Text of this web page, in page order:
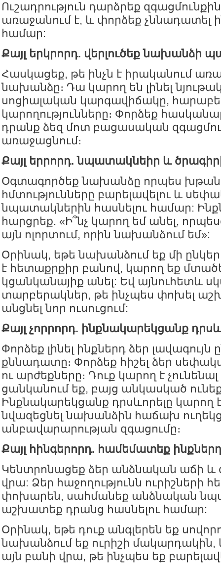
Ուշադրություն դարձրեք
առաջանում է, և փորձեք չննադատել
համար:
Քայլ երկրորդ. վերլուծեք նախանձի
Հասկացեք, թե ինչն է իրականում
նախանձը։ Դա կարող են լինել
սոցիալական կարգավիճակը,
կարողությունները։ Փորձեք
դրանք ձեզ մոտ բացասական
առաջացնում։
Քայլ երրորդ. նպատակնեիր և
Օգտագործեք նախանձը որպես
հմտությունները բարելավելու և
նպատակներին հասնելու համար:
հարցրեք. «Ի՞նչ կարող եմ անել,
այն ոլորտում, որին նախանձում եմ»:
Օրինակ, եթե նախանձում եք մի
է հետաքրքիր բանով, կարող եք
կցանկանայիք անել: Եվ այնուհետև
տարբերակներ, թե ինչպես փոխել
անցնել նոր ուսուցում:
Քայլ չորրորդ. ինքնակարեկցանք
Փորձեք լինել ինքներդ ձեր լավագույն
քննադատը։ Փորձեք հիշել ձեր
ու արժեքները։ Դուք կարող է
ցանկանում եք, բայց անկասկած ունեք
Ինքնակարեկցանք դրսևորելը կարող է
նվազեցնել նախանձին հաճախ
անբավարարության զգացումը։
Քայլ հինգերորդ. համեմատեք
Կենտրոնացեք ձեր անձնական աճի
վրա: Ձեր հաջողությունն ուրիշների
փոխարեն, սահմանեք անձնական
աշխատեք դրանց հասնելու համար:
Օրինակ, եթե դուք անգլերեն եք
նախանձում եք ուրիշի մակարդակին,
այն բանի վրա, թե ինչպես եք